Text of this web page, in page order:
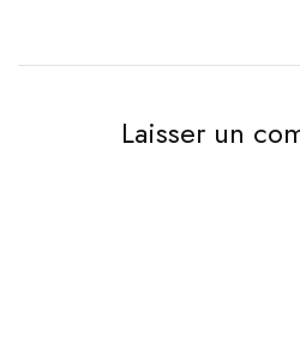
Laisser un